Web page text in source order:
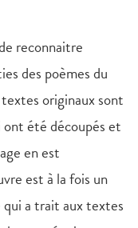
reconnaitre
des poèmes du
originaux sont
ont été découpés et
en est
est à la fois un
qui a trait aux textes